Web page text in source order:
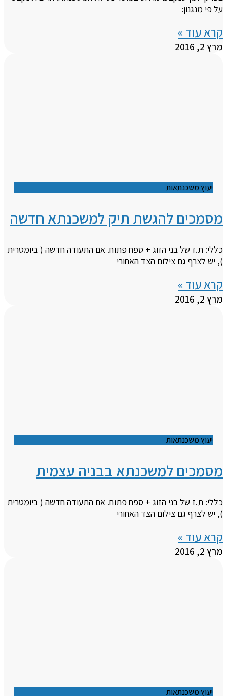
על פי מנגנון:
קרא עוד »
מרץ 2, 2016
יעוץ משכנתאות
מסמכים להגשת תיק למשכנתא חדשה
כללי: ת.ז של בני הזוג + ספח פתוח. אם התעודה חדשה ( ביומטרית
), יש לצרף גם צילום הצד האחורי
קרא עוד »
מרץ 2, 2016
יעוץ משכנתאות
מסמכים למשכנתא בבניה עצמית
כללי: ת.ז של בני הזוג + ספח פתוח. אם התעודה חדשה ( ביומטרית
), יש לצרף גם צילום הצד האחורי
קרא עוד »
מרץ 2, 2016
יעוץ משכנתאות